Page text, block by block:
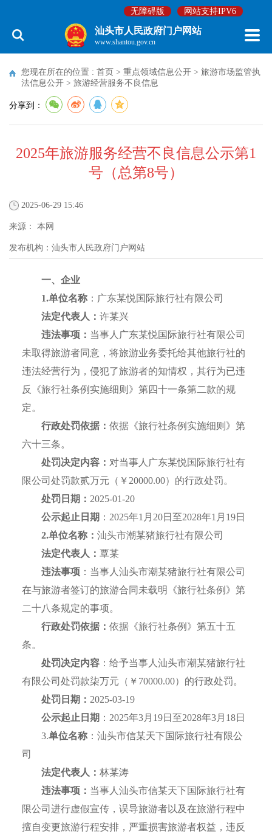
无障碍版 网站支持IPV6
汕头市人民政府门户网站
www.shantou.gov.cn
您现在所在的位置 : 首页 > 重点领域信息公开 > 旅游市场监管执
法信息公开 > 旅游经营服务不良信息
分享到：
2025年旅游服务经营不良信息公示第1
号（总第8号）
2025-06-29 15:46
来源： 本网
发布机构： 汕头市人民政府门户网站
一、企业
1.单位名称：广东某悦国际旅行社有限公司
法定代表人： 许某兴
违法事项： 当事人广东某悦国际旅行社有限公司
未取得旅游者同意，将旅游业务委托给其他旅行社的
违法经营行为，侵犯了旅游者的知情权，其行为已违
反《旅行社条例实施细则》第四十一条第二款的规
定。
行政处罚依据： 依据《旅行社条例实施细则》第
六十三条。
处罚决定内容： 对当事人广东某悦国际旅行社有
限公司处罚款贰万元（￥20000.00）的行政处罚。
处罚日期： 2025-01-20
公示起止日期 ：2025年1月20日至2028年1月19日
2.单位名称： 汕头市潮某猪旅行社有限公司
法定代表人： 覃某
违法事项：当事人汕头市潮某猪旅行社有限公司
在与旅游者签订的旅游合同未载明《旅行社条例》第
二十八条规定的事项。
行政处罚依据： 依据《旅行社条例》第五十五
条。
处罚决定内容：给予当事人汕头市潮某猪旅行社
有限公司处罚款柒万元（￥70000.00）的行政处罚。
处罚日期： 2025-03-19
公示起止日期 ：2025年3月19日至2028年3月18日
3.单位名称：汕头市信某天下国际旅行社有限公
司
法定代表人： 林某涛
违法事项： 当事人汕头市信某天下国际旅行社有
限公司进行虚假宣传，误导旅游者以及在旅游行程中
擅自变更旅游行程安排，严重损害旅游者权益，违反